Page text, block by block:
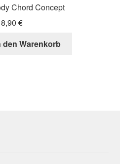
Chord Concept
€
den Warenkorb